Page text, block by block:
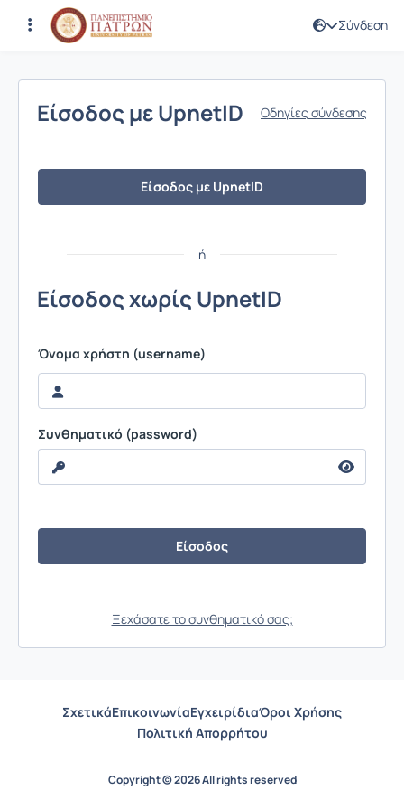
Σύνδεση
Σύνδεση
Είσοδος με UpnetID Οδηγίες σύνδεσης
Είσοδος με UpnetID
ή
Είσοδος χωρίς UpnetID
Όνομα χρήστη (username)
Συνθηματικό (password)
Ξεχάσατε το συνθηματικό σας;
ΣχετικάΕπικοινωνίαΕγχειρίδιαΌροι Χρήσης
Πολιτική Απορρήτου
Copyright © 2026 All rights reserved